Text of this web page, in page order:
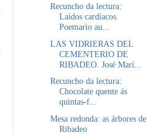
Recuncho da lectura:
Laídos cardíacos.
Poemario au...
LAS VIDRIERAS DEL
CEMENTERIO DE
RIBADEO. José Marí...
Recuncho da lectura:
Chocolate quente ás
quintas-f...
Mesa redonda: as árbores de
Ribadeo